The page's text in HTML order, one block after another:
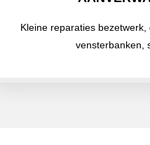
Kleine reparaties
vensterbanken,